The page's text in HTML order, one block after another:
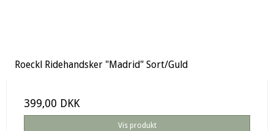
Roeckl Ridehandsker "Madrid" Sort/Guld
399,00 DKK
Vis produkt